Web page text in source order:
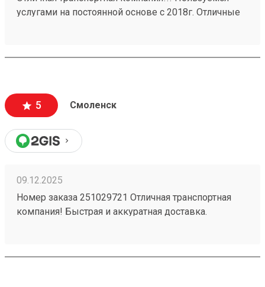
услугами на постоянной основе с 2018г. Отличные
задержек в доставке грузов. Даже присылают
5 Смоленск
09.12.2025
Номер заказа 251029721 Отличная транспортная
компания! Быстрая и аккуратная доставка.
время - есть с чем сравнивать.